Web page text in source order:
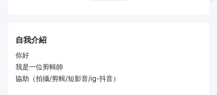
自我介紹
你好
我是一位剪輯師
協助（拍攝/剪輯/短影音/ig-抖音）